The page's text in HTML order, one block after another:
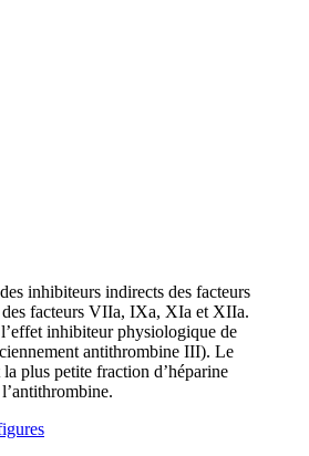
inhibiteurs indirects des facteurs
facteurs VIIa, IXa, XIa et XIIa.
inhibiteur physiologique de
antithrombine III). Le
la plus petite fraction d’héparine